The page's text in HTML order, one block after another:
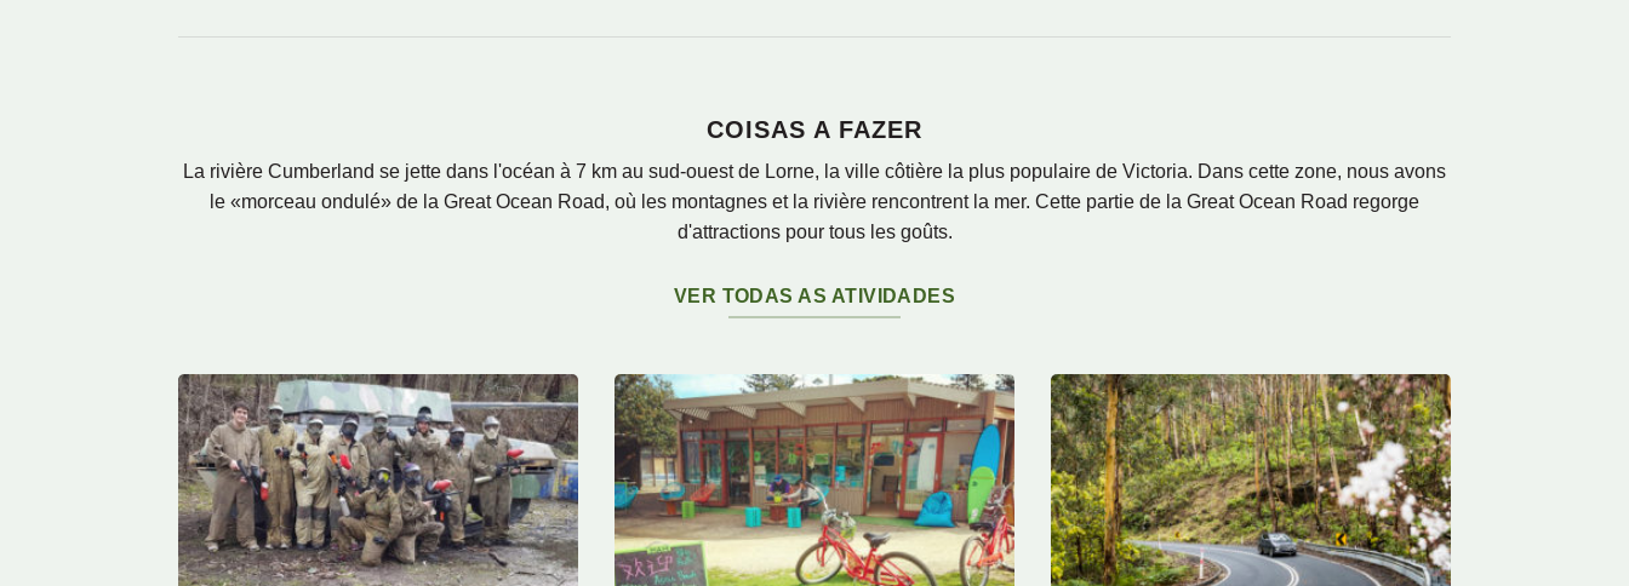
COISAS A FAZER
La rivière Cumberland se jette dans l'océan à 7 km au sud-ouest de Lorne, la ville côtière la plus populaire de Victoria. Dans cette zone, nous avons
le «morceau ondulé» de la Great Ocean Road, où les montagnes et la rivière rencontrent la mer. Cette partie de la Great Ocean Road regorge
d'attractions pour tous les goûts.
VER TODAS AS ATIVIDADES